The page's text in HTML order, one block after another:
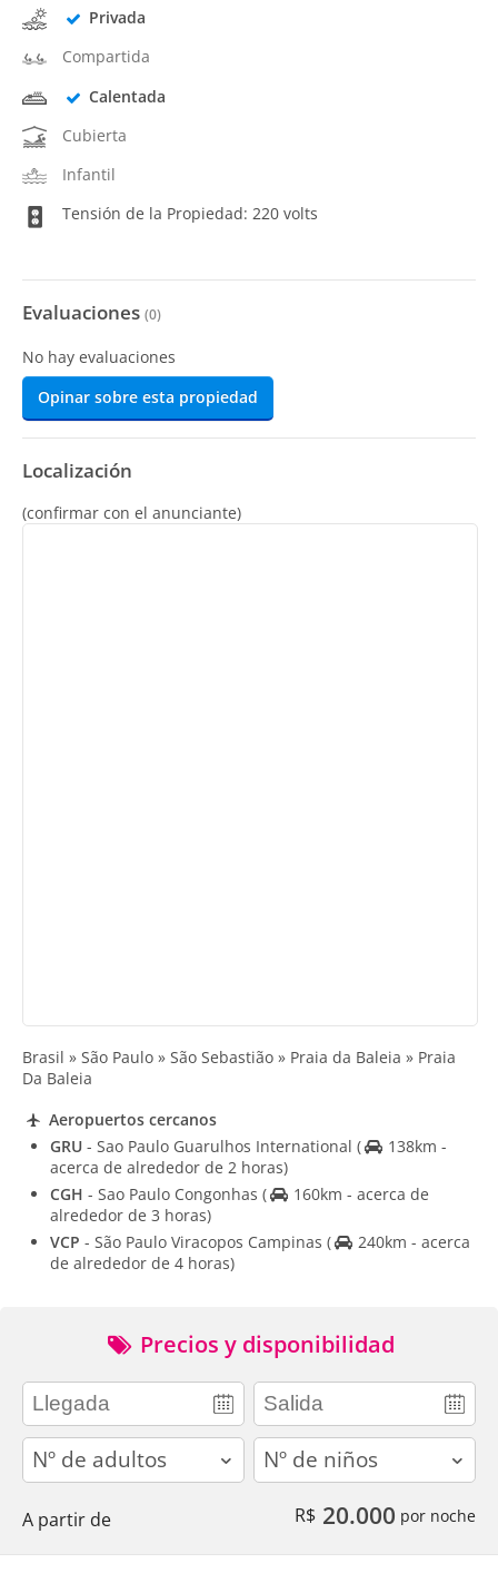
Privada
Compartida
Calentada
Cubierta
Infantil
Tensión de la Propiedad: 220 volts
Evaluaciones (0)
No hay evaluaciones
Opinar sobre esta propiedad
Localización
(confirmar con el anunciante)
Brasil » São Paulo » São Sebastião » Praia da Baleia » Praia
Da Baleia
Aeropuertos cercanos
GRU - Sao Paulo Guarulhos International (
138km -
acerca de alrededor de 2 horas)
CGH - Sao Paulo Congonhas (
160km - acerca de
alrededor de 3 horas)
VCP - São Paulo Viracopos Campinas (
240km - acerca
de alrededor de 4 horas)
Precios y disponibilidad
adults children
A partir de R$ 20.000 por noche